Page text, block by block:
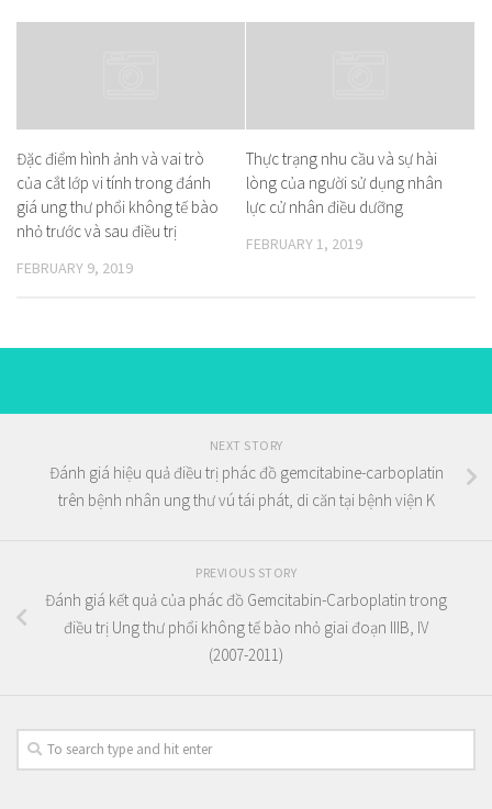
Đặc điểm hình ảnh và vai trò
của cắt lớp vi tính trong đánh
giá ung thư phổi không tế bào
nhỏ trước và sau điều trị
FEBRUARY 9, 2019
Thực trạng nhu cầu và sự hài
lòng của người sử dụng nhân
lực cử nhân điều dưỡng
FEBRUARY 1, 2019
NEXT STORY
Đánh giá hiệu quả điều trị phác đồ gemcitabine-carboplatin
trên bệnh nhân ung thư vú tái phát, di căn tại bệnh viện K
PREVIOUS STORY
Đánh giá kết quả của phác đồ Gemcitabin-Carboplatin trong
điều trị Ung thư phổi không tế bào nhỏ giai đoạn IIIB, IV
(2007-2011)